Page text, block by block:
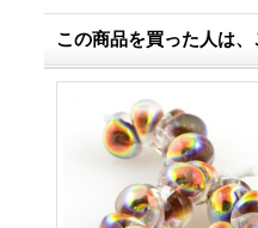
この商品を買った人は